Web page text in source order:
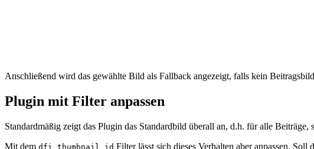
Anschließend wird das gewählte Bild als Fallback angezeigt, falls kein
Plugin mit Filter anpassen
Standardmäßig zeigt das Plugin das Standardbild überall an, d.h. für alle Beiträge,
Mit dem dfi_thumbnail_id Filter lässt sich dieses Verhalten aber anpassen.